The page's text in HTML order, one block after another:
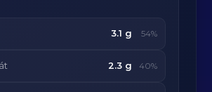
3.1 g 54%
2.3 g 40%